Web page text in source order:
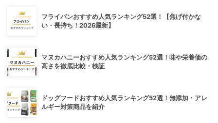
フライパンおすすめ人気ランキング52選！【焦げ付かな
い・長持ち！2026最新】
マヌカハニーおすすめ人気ランキング52選！味や栄養価の
高さを徹底比較・検証
ドッグフードおすすめ人気ランキング52選！無添加・アレ
ルギー対策商品を紹介